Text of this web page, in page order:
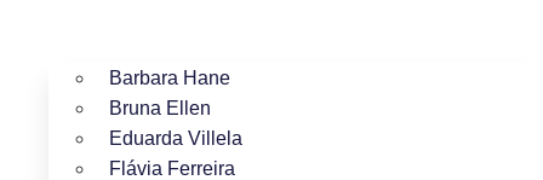
Barbara Hane
Bruna Ellen
Eduarda Villela
Flávia Ferreira